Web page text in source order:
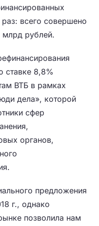
всего совершено
млрд рублей.
ставке 8,8%
ВТБ в рамках
дела», которой
сфер
органов,
предложения
г., однако
позволила нам